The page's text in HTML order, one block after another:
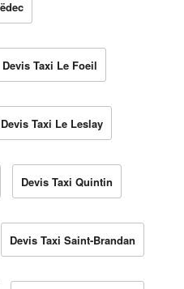
Devis Taxi Le Foeil
Devis Taxi Le Leslay
Devis Taxi Quintin
Devis Taxi Saint-Brandan